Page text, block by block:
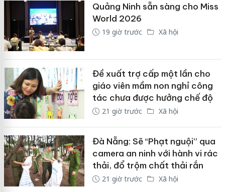
Quảng Ninh sẵn sàng cho Miss
World 2026
19 giờ trước Xã hội
Đề xuất trợ cấp một lần cho
giáo viên mầm non nghỉ công
tác chưa được hưởng chế độ
21 giờ trước Xã hội
Đà Nẵng: Sẽ “Phạt nguội” qua
camera an ninh với hành vi rác
thải, đổ trộm chất thải rắn
21 giờ trước Xã hội